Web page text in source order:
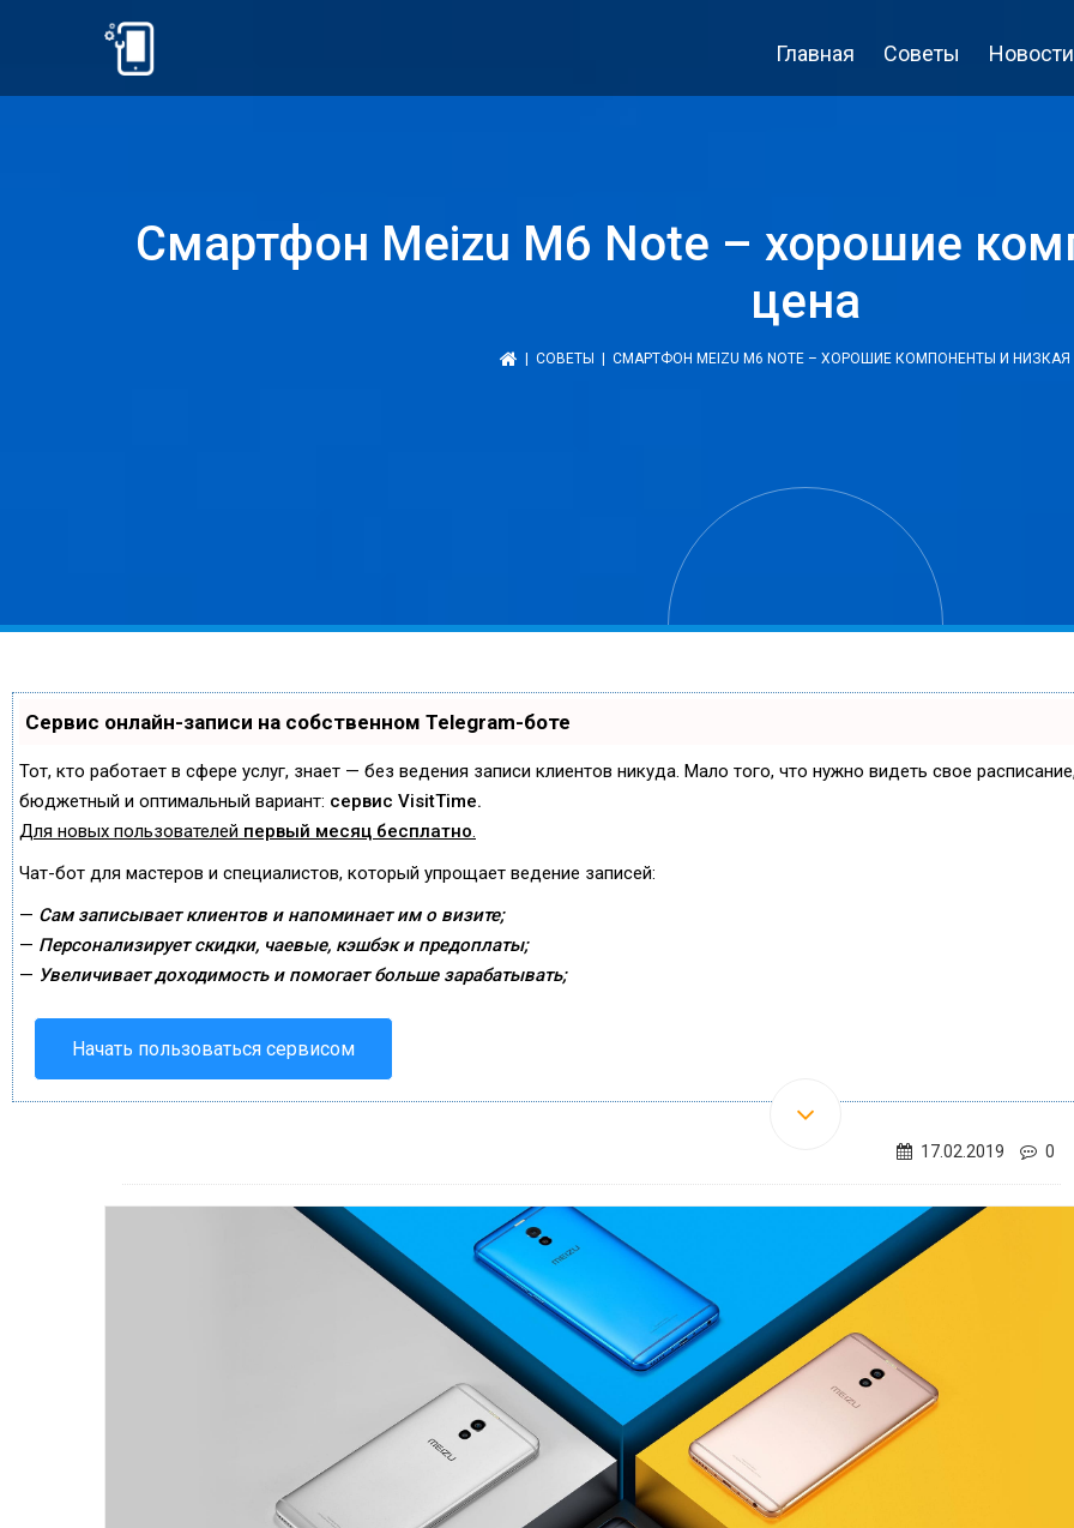
Главная Советы Новости
Смартфон Meizu M6 Note – хорошие
цена
СОВЕТЫ | СМАРТФОН MEIZU M6 NOTE – ХОРОШИЕ КОМПОНЕНТЫ И НИЗКАЯ
Сервис онлайн-записи на собственном Telegram-боте
Тот, кто работает в сфере услуг, знает — без ведения записи клиентов никуда. Мало того, что нужно видеть свое
бюджетный и оптимальный вариант: сервис VisitTime.
Для новых пользователей первый месяц бесплатно.
Чат-бот для мастеров и специалистов, который упрощает ведение записей:
— Сам записывает клиентов и напоминает им о визите;
— Персонализирует скидки, чаевые, кэшбэк и предоплаты;
— Увеличивает доходимость и помогает больше зарабатывать;
Начать пользоваться сервисом
17.02.2019 0